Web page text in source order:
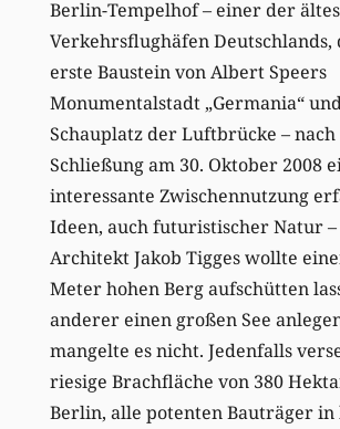
Berlin-Tempelhof – einer der
Verkehrsflughäfen Deutschlands,
erste Baustein von Albert Speers
Monumentalstadt „Germania“
Schauplatz der Luftbrücke –
Schließung am 30. Oktober 2008
interessante Zwischennutzung
Ideen, auch futuristischer Natur
Architekt Jakob Tigges wollte
Meter hohen Berg aufschütten
anderer einen großen See
mangelte es nicht. Jedenfalls
riesige Brachfläche von 380
Berlin, alle potenten Bauträger in